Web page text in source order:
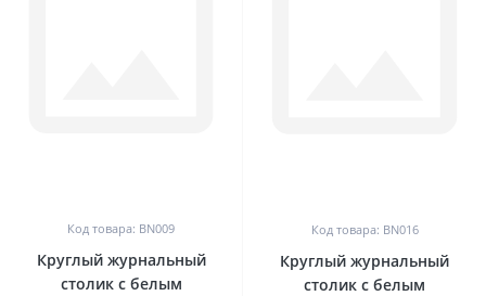
Код товара: BN009
Круглый журнальный
столик с белым
Код товара: BN016
Круглый журнальный
столик с белым